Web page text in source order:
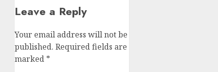
Leave a Reply
Your email address will not be
published. Required fields are
marked *